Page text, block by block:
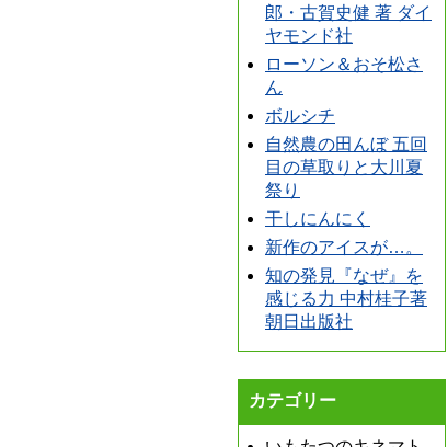
郎・古賀史健 著 ダイ
ヤモンド社
ローソン＆おそ松さ
ん
ボルシチ
自然農の田んぼ 五回
目の草取りと大川夏
祭り
干しにんにく
新作のアイスが…。
知の発見『なぜ』を
感じる力 中村桂子著
朝日出版社
カテゴリー